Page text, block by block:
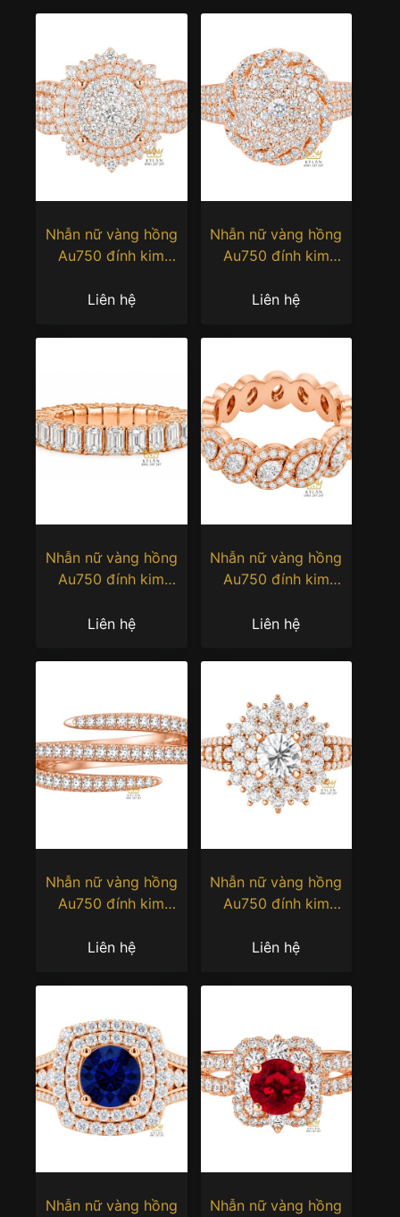
Nhẫn nữ vàng hồng
Au750 đính kim
Liên hệ
Nhẫn nữ vàng hồng
Au750 đính kim
Liên hệ
Nhẫn nữ vàng hồng
Au750 đính kim
Liên hệ
Nhẫn nữ vàng hồng
Au750 đính kim
Liên hệ
Nhẫn nữ vàng hồng
Au750 đính kim
Liên hệ
Nhẫn nữ vàng hồng
Au750 đính kim
Liên hệ
Nhẫn nữ vàng hồng
Nhẫn nữ vàng hồng